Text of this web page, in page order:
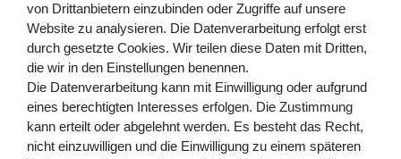
** Hierbei handelt es sich um ein Pflichtfeld.
Bezahlen Sie bequem per
von Drittanbietern einzubinden oder Zugriffe auf unsere
Website zu analysieren. Die Datenverarbeitung erfolgt erst
durch gesetzte Cookies. Wir teilen diese Daten mit Dritten,
die wir in den Einstellungen benennen.
Die Datenverarbeitung kann mit Einwilligung oder aufgrund
eines berechtigten Interesses erfolgen. Die Zustimmung
kann erteilt oder abgelehnt werden. Es besteht das Recht,
nicht einzuwilligen und die Einwilligung zu einem späteren